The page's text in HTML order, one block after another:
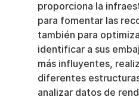
proporciona la
para fomentar las
también para
identificar a sus
más influyentes,
diferentes
analizar datos de